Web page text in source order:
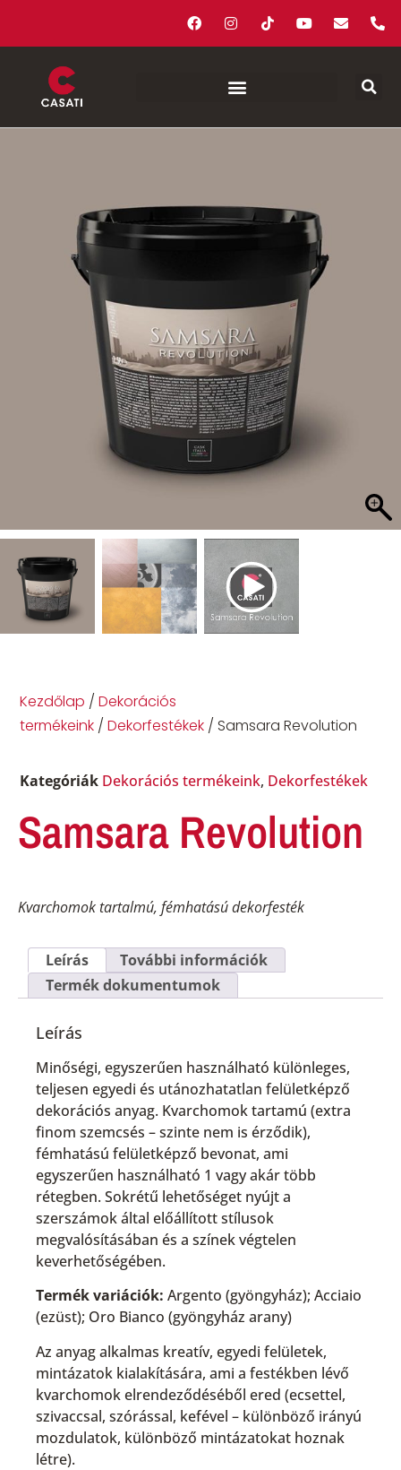
Kezdőlap /Dekorációs
termékeink /Dekorfestékek / Samsara Revolution
Kategóriák Dekorációs termékeink, Dekorfestékek
Samsara Revolution
Kvarchomok tartalmú, fémhatású dekorfesték
Leírás
További információk
Termék dokumentumok
Leírás
Minőségi, egyszerűen használható különleges,
teljesen egyedi és utánozhatatlan felületképző
dekorációs anyag. Kvarchomok tartamú (extra
finom szemcsés – szinte nem is érződik),
fémhatású felületképző bevonat, ami
egyszerűen használható 1 vagy akár több
rétegben. Sokrétű lehetőséget nyújt a
szerszámok által előállított stílusok
megvalósításában és a színek végtelen
keverhetőségében.
Termék variációk: Argento (gyöngyház); Acciaio
(ezüst); Oro Bianco (gyöngyház arany)
Az anyag alkalmas kreatív, egyedi felületek,
mintázatok kialakítására, ami a festékben lévő
kvarchomok elrendeződéséből ered (ecsettel,
szivaccsal, szórással, kefével – különböző irányú
mozdulatok, különböző mintázatokat hoznak
létre).